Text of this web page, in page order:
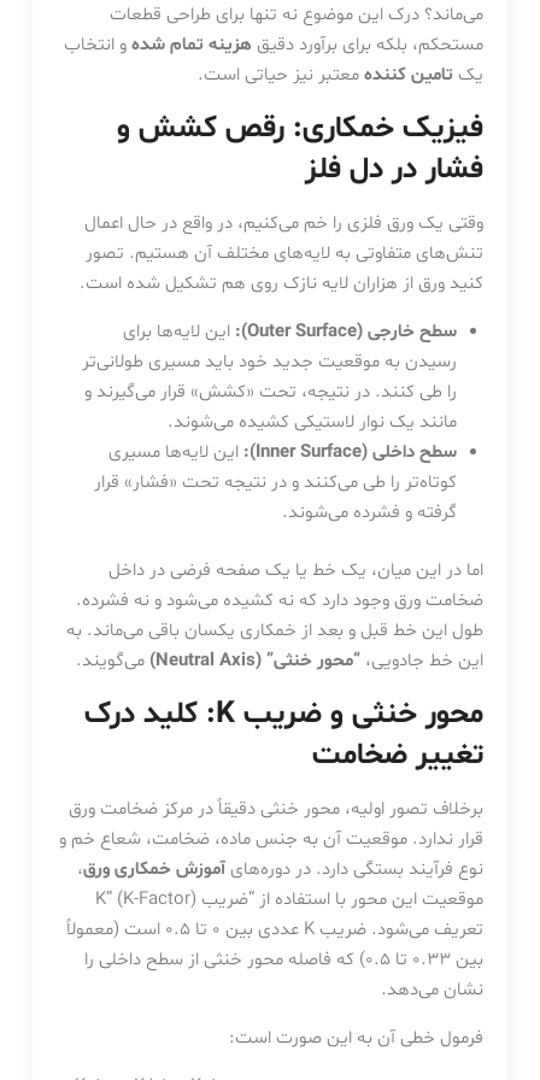
می‌ماند؟ درک این موضوع نه تنها برای طراحی قطعات
مستحکم، بلکه برای برآورد دقیق هزینه تمام شدهو انتخاب
یک تامین کنندهمعتبر نیز حیاتی است.
فیزیک خمکاری: رقص کشش و
فشار در دل فلز
وقتی یک ورق فلزی را خم می‌کنیم، در واقع در حال اعمال
تنش‌های متفاوتی به لایه‌های مختلف آن هستیم. تصور
کنید ورق از هزاران لایه نازک روی هم تشکیل شده است.
سطح خارجی (Outer Surface):
این لایه‌ها برای
رسیدن به موقعیت جدید خود باید مسیری طولانی‌تر
را طی کنند. در نتیجه، تحت «کشش» قرار می‌گیرند و
مانند یک نوار لاستیکی کشیده می‌شوند.
سطح داخلی (Inner Surface):
این لایه‌ها مسیری
کوتاه‌تر را طی می‌کنند و در نتیجه تحت «فشار» قرار
گرفته و فشرده می‌شوند.
اما در این میان، یک خط یا یک صفحه فرضی در داخل
ضخامت ورق وجود دارد که نه کشیده می‌شود و نه فشرده.
طول این خط قبل و بعد از خمکاری یکسان باقی می‌ماند. به
این خط جادویی، “محور خنثی” (Neutral Axis) می‌گویند.
محور خنثی و ضریب K: کلید درک
تغییر ضخامت
برخلاف تصور اولیه، محور خنثی دقیقاً در مرکز ضخامت ورق
قرار ندارد. موقعیت آن به جنس ماده، ضخامت، شعاع خم و
نوع فرآیند بستگی دارد. در دوره‌های آموزش خمکاری ورق،
موقعیت این محور با استفاده از “ضریب K” (K-Factor)
تعریف می‌شود. ضریب K عددی بین 0 تا 0.5 است (معمولاً
بین 0.33 تا 0.5) که فاصله محور خنثی از سطح داخلی را
نشان می‌دهد.
فرمول خطی آن به این صورت است: